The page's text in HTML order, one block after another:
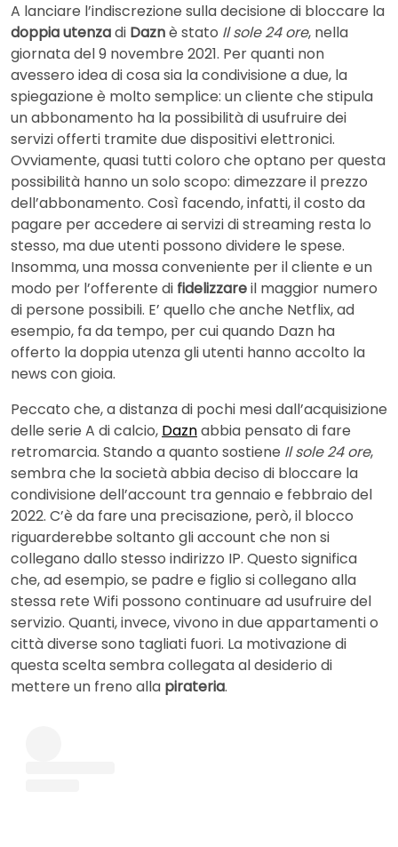
A lanciare l’indiscrezione sulla decisione di bloccare la
doppia utenzadi Daznè stato Il sole 24 ore, nella
giornata del 9 novembre 2021. Per quanti non
avessero idea di cosa sia la condivisione a due, la
spiegazione è molto semplice: un cliente che stipula
un abbonamento ha la possibilità di usufruire dei
servizi offerti tramite due dispositivi elettronici.
Ovviamente, quasi tutti coloro che optano per questa
possibilità hanno un solo scopo: dimezzare il prezzo
dell’abbonamento. Così facendo, infatti, il costo da
pagare per accedere ai servizi di streaming resta lo
stesso, ma due utenti possono dividere le spese.
Insomma, una mossa conveniente per il cliente e un
modo per l’offerente di fidelizzareil maggior numero
di persone possibili. E’ quello che anche Netflix, ad
esempio, fa da tempo, per cui quando Dazn ha
offerto la doppia utenza gli utenti hanno accolto la
news con gioia.
Peccato che, a distanza di pochi mesi dall’acquisizione
delle serie A di calcio, Daznabbia pensato di fare
retromarcia. Stando a quanto sostiene Il sole 24 ore,
sembra che la società abbia deciso di bloccare la
condivisione dell’account tra gennaio e febbraio del
2022. C’è da fare una precisazione, però, il blocco
riguarderebbe soltanto gli account che non si
collegano dallo stesso indirizzo IP. Questo significa
che, ad esempio, se padre e figlio si collegano alla
stessa rete Wifi possono continuare ad usufruire del
servizio. Quanti, invece, vivono in due appartamenti o
città diverse sono tagliati fuori. La motivazione di
questa scelta sembra collegata al desiderio di
mettere un freno alla pirateria.